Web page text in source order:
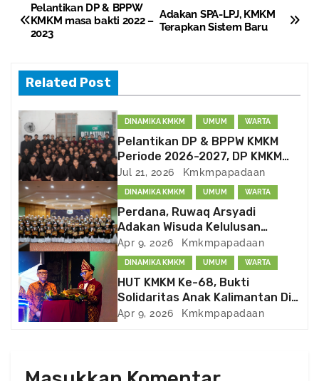
P
o
s
t
n
a
v
i
g
a
t
o
Adakan SPA-LPJ, KMKM
Terapkan Sistem Baru
Pelantikan DP & BPPW
KMKM masa bakti 2022 –
2023
Related Post
DINAMIKA KMKM UMUM WARTA
Pelantikan DP & BPPW KMKM
Periode 2026-2027, DP KMKM
Bentuk Divisi PSDM dan
Kema’had-an
Jul 21, 2026 Kmkmpapadaan
DINAMIKA KMKM UMUM WARTA
Perdana, Ruwaq Arsyadi
Adakan Wisuda Kelulusan
Peserta
Apr 9, 2026 Kmkmpapadaan
DINAMIKA KMKM UMUM WARTA
HUT KMKM Ke-68, Bukti
Solidaritas Anak Kalimantan Di
Negeri Perantauan
Apr 9, 2026 Kmkmpapadaan